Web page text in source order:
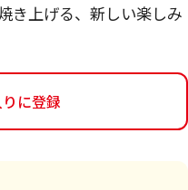
き上げる、新しい楽しみ
に登録